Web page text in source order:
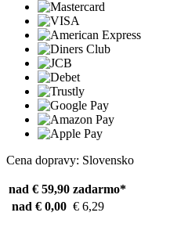
Cena dopravy: Slovensko
nad € 59,90 zadarmo*
nad € 0,00 € 6,29